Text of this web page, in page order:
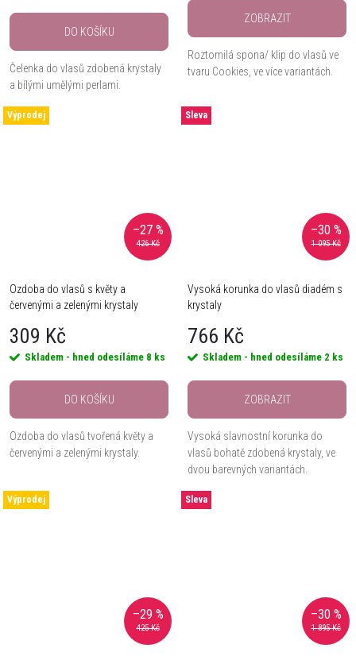
DO KOŠÍKU
Čelenka do vlasů zdobená krystaly
a bílými umělými perlami.
ZOBRAZIT
Roztomilá spona/ klip do vlasů ve
tvaru Cookies, ve více variantách.
Výprodej
426 Kč
–27 %
Ozdoba do vlasů s květy a
červenými a zelenými krystaly
309 Kč
Skladem - hned odesíláme 8 ks
DO KOŠÍKU
Ozdoba do vlasů tvořená květy a
červenými a zelenými krystaly.
Sleva
1 095 Kč
–30 %
Vysoká korunka do vlasů diadém s
krystaly
766 Kč
Skladem - hned odesíláme 2 ks
ZOBRAZIT
Vysoká slavnostní korunka do
vlasů bohatě zdobená krystaly, ve
dvou barevných variantách.
Výprodej
425 Kč
–29 %
Sleva
1 895 Kč
–30 %